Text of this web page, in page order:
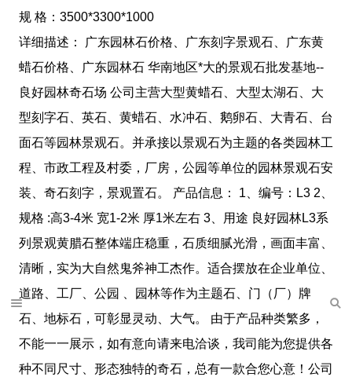
规 格：3500*3300*1000
详细描述： 广东园林石价格、广东刻字景观石、广东黄
蜡石价格、广东园林石 华南地区*大的景观石批发基地--
良好园林奇石场 公司主营大型黄蜡石、大型太湖石、大
型刻字石、英石、黄蜡石、水冲石、鹅卵石、大青石、台
面石等园林景观石。并承接以景观石为主题的各类园林工
程、市政工程及村委，厂房，公园等单位的园林景观石安
装、奇石刻字，景观置石。 产品信息： 1、编号：L3 2、
规格 :高3-4米 宽1-2米 厚1米左右 3、用途 良好园林L3系
列景观黄腊石整体端庄稳重，石质细腻光滑，画面丰富、
清晰，实为大自然鬼斧神工杰作。适合摆放在企业单位、
道路、工厂、公园 、园林等作为主题石、门（厂）牌
石、地标石，可彰显灵动、大气。 由于产品种类繁多，
不能一一展示，如有意向请来电洽谈，我司能为您提供各
种不同尺寸、形态独特的奇石，总有一款合您心意！公司